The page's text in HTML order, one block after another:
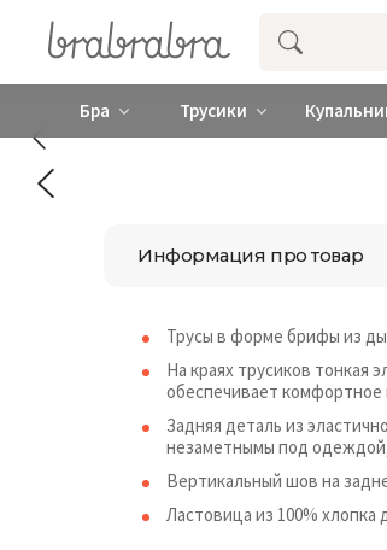
Купить нижнее
Бра Трусики
Информация про товар
Трусы в форме брифы из
На краях трусиков тонкая
обеспечивает
Задняя деталь из
незаметнымы под
Вертикальный шов на
Ластовица из 100%